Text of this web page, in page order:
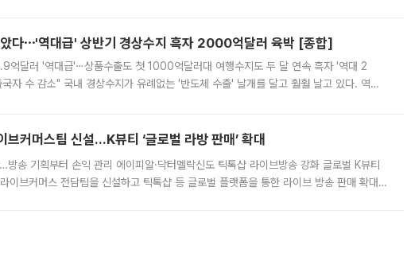
았다⋯'역대급' 상반기 경상수지 흑자 2000억달러 육박 [종합]
억달러 '역대급'⋯상품수출도 첫 1000억달러대 여행수지도 두 달 연속 흑자 '역대 2
자 수 감소" 국내 경상수지가 유례없는 '반도체 수출' 날개를 달고 훨훨 날고 있다. 역대
브커머스팀 신설…K뷰티 ‘글로벌 라방 판매’ 확대
방송 기획부터 손익 관리 에이피알·닥터멜락신도 틱톡샵 라이브방송 강화 글로벌 K뷰티
이브커머스 전담팀을 신설하고 틱톡샵 등 글로벌 플랫폼을 통한 라이브 방송 판매 확대에